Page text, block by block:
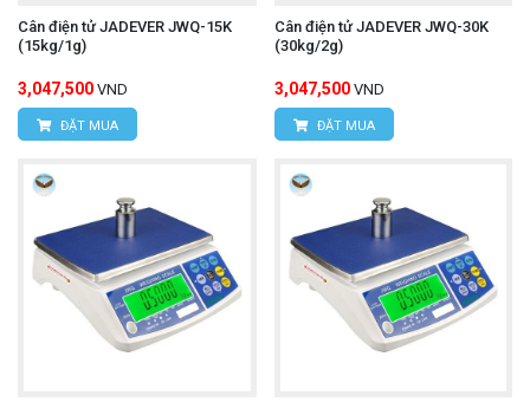
Cân điện tử JADEVER JWQ-15K
(15kg/1g)
3,047,500 VND
ĐẶT MUA
Cân điện tử JADEVER JWQ-30K
(30kg/2g)
3,047,500 VND
ĐẶT MUA